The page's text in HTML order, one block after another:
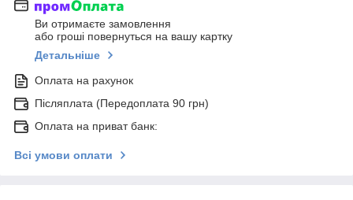
Ви отримаєте замовлення
або гроші повернуться на вашу картку
Детальніше
Оплата на рахунок
Післяплата (Передоплата 90 грн)
Оплата на приват банк:
Всі умови оплати